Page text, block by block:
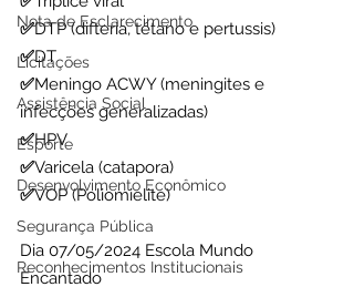
Nota de Esclarecimento
Licitações
Assistência Social
Esporte
Desenvolvimento Econômico
Segurança Pública
Reconhecimentos Institucionais
✅DTP (difteria, tétano e pertussis)
✅DT
✅Meningo ACWY (meningites e
infecções generalizadas)
✅HPV
✅Varicela (catapora)
✅VOP (Poliomielite)
Dia 07/05/2024 Escola Mundo
Encantado